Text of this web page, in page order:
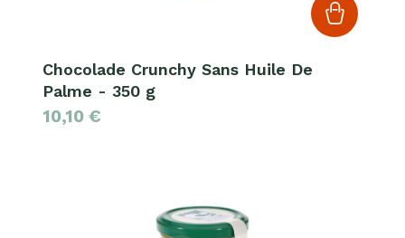
Chocolade Crunchy Sans Huile De
Palme - 350 g
10,10 €